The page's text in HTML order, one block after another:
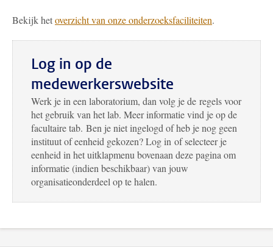
Bekijk hetoverzicht van onze onderzoeksfaciliteiten.
Log in op de
medewerkerswebsite
Werk je in een laboratorium, dan volg je de regels voor
het gebruik van het lab. Meer informatie vind je op de
facultaire tab. Ben je niet ingelogd of heb je nog geen
instituut of eenheid gekozen? Log in of selecteer je
eenheid in het uitklapmenu bovenaan deze pagina om
informatie (indien beschikbaar) van jouw
organisatieonderdeel op te halen.